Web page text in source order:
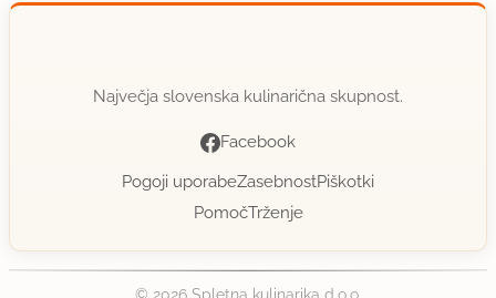
Največja slovenska kulinarična skupnost.
Facebook
Pogoji uporabeZasebnostPiškotki
PomočTrženje